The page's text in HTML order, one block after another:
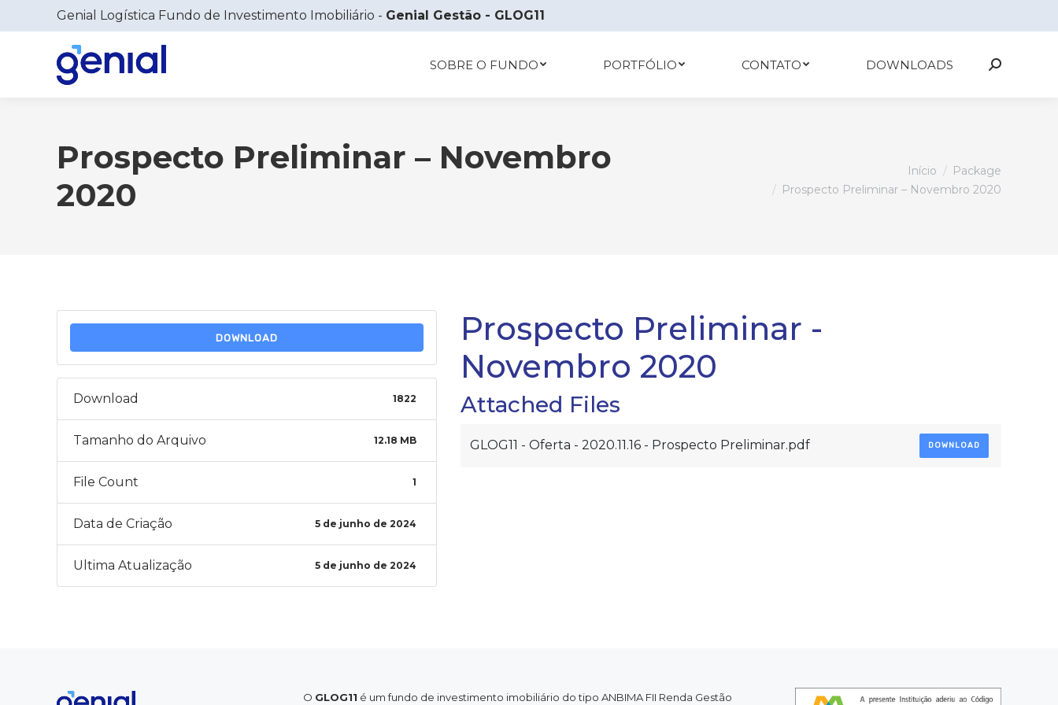
Genial Logística Fundo de Investimento Imobiliário - Genial Gestão - GLOG11
SOBRE O FUNDO PORTFÓLIO CONTATO DOWNLOADS Search:
Prospecto Preliminar – Novembro
2020
Início
Package
Prospecto Preliminar – Novembro 2020
DOWNLOAD
Download 1822
Tamanho do Arquivo 12.18 MB
File Count 1
Data de Criação 5 de junho de 2024
Ultima Atualização 5 de junho de 2024
Prospecto Preliminar -
Novembro 2020
Attached Files
GLOG11 - Oferta - 2020.11.16 - Prospecto Preliminar.pdf DOWNLOAD
O GLOG11 é um fundo de investimento imobiliário do tipo ANBIMA FII Renda Gestão